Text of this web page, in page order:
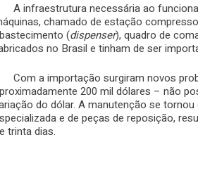
A infraestrutura necessária ao
chamado de estação
(dispenser), quadro de
no Brasil e tinham de ser
Com a importação surgiram novos
200 mil dólares – não
do dólar. A manutenção se
e de peças de reposição,
trinta dias.